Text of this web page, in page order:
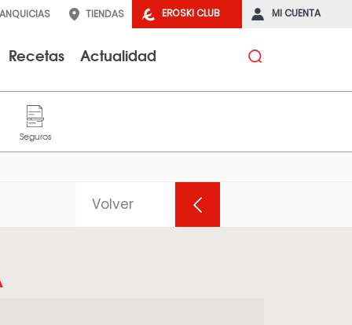
EROSKI CLUB MI CUENTA
TIENDAS
Recetas Actualidad
Volver